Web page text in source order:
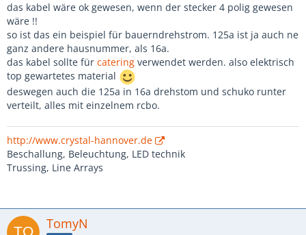
das kabel wäre ok gewesen, wenn der stecker 4 polig gewesen
wäre !!
so ist das ein beispiel für bauerndrehstrom. 125a ist ja auch ne
ganz andere hausnummer, als 16a.
das kabel sollte für catering verwendet werden. also elektrisch
top gewartetes material
deswegen auch die 125a in 16a drehstom und schuko runter
verteilt, alles mit einzelnem rcbo.
http://www.crystal-hannover.de
Beschallung, Beleuchtung, LED technik
Trussing, Line Arrays
TomyN